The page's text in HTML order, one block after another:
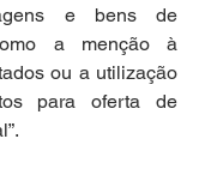
e bens de
a menção à
ou a utilização
para oferta de